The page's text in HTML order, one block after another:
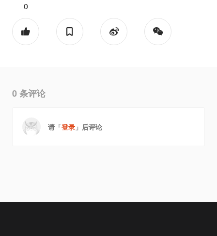
0
0条评论
请「登录 」后评论